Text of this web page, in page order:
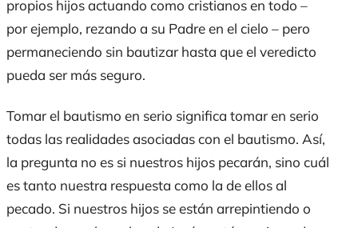
propios hijos actuando como cristianos en todo –
por ejemplo, rezando a su Padre en el cielo – pero
permaneciendo sin bautizar hasta que el veredicto
pueda ser más seguro.
Tomar el bautismo en serio significa tomar en serio
todas las realidades asociadas con el bautismo. Así,
la pregunta no es si nuestros hijos pecarán, sino cuál
es tanto nuestra respuesta como la de ellos al
pecado. Si nuestros hijos se están arrepintiendo o